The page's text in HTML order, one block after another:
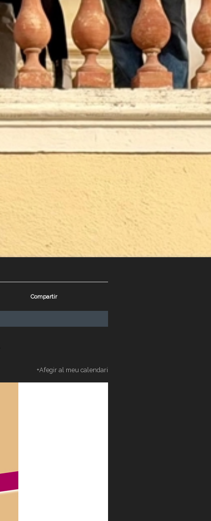
Compartir
+Afegir al meu calendari